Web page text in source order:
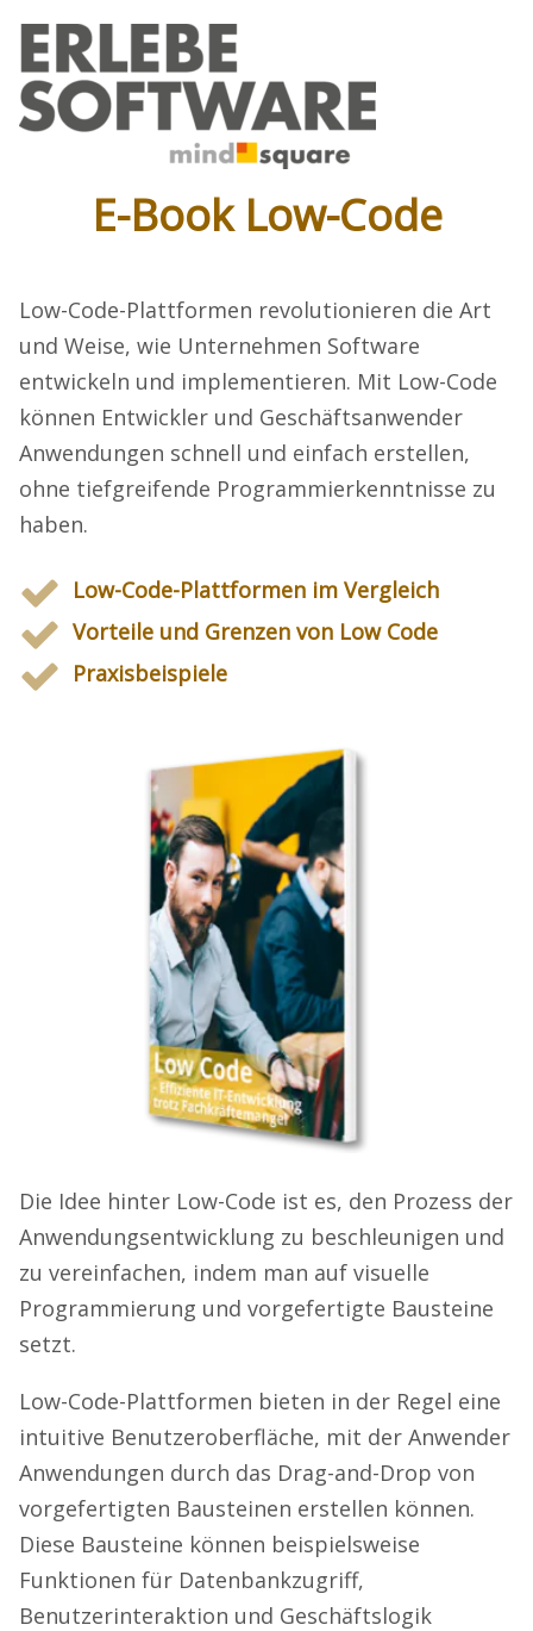
E-Book Low-Code
Low-Code-Plattformen revolutionieren die Art
und Weise, wie Unternehmen Software
entwickeln und implementieren. Mit Low-Code
können Entwickler und Geschäftsanwender
Anwendungen schnell und einfach erstellen,
ohne tiefgreifende Programmierkenntnisse zu
haben.
Low-Code-Plattformen im Vergleich
Vorteile und Grenzen von Low Code
Praxisbeispiele
Die Idee hinter Low-Code ist es, den Prozess der
Anwendungsentwicklung zu beschleunigen und
zu vereinfachen, indem man auf visuelle
Programmierung und vorgefertigte Bausteine
setzt.
Low-Code-Plattformen bieten in der Regel eine
intuitive Benutzeroberfläche, mit der Anwender
Anwendungen durch das Drag-and-Drop von
vorgefertigten Bausteinen erstellen können.
Diese Bausteine können beispielsweise
Funktionen für Datenbankzugriff,
Benutzerinteraktion und Geschäftslogik